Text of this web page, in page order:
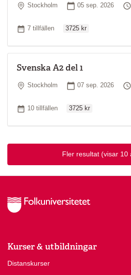
Plats
Stockholm Startdatum
05 sep. 2026
Antal tillfällen
7 tillfällen 3725 kr
Svenska A2 del 1
Plats
Stockholm Startdatum
07 sep. 2026
Antal tillfällen
10 tillfällen 3725 kr
Fler resultat (visar 10
Kurser & utbildningar
Distanskurser